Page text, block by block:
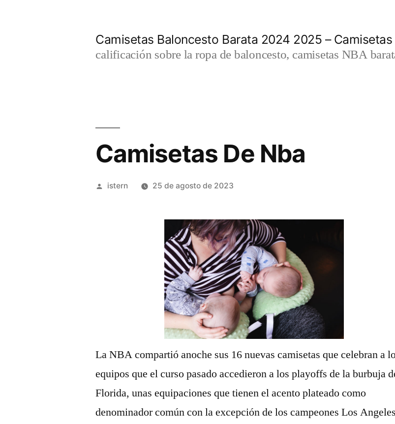
Camisetas Baloncesto Barata 2024 2025 – Camisetas
calificación sobre la ropa de baloncesto, camisetas NBA
Camisetas De Nba
Publicado
istern 25 de agosto de 2023
La NBA compartió anoche sus 16 nuevas camisetas que celebran a
equipos que el curso pasado accedieron a los playoffs de la burbuja
Florida, unas equipaciones que tienen el acento plateado como
denominador común con la excepción de los campeones Los Angeles